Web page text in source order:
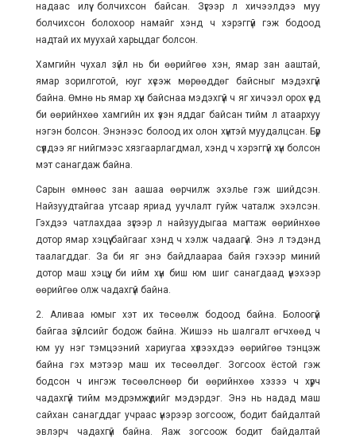
надаас илүү болчихсон байсан. Зүгээр л хичээлдээ муу
болчихсон болохоор намайг хэнд ч хэрэггүй гэж бодоод
надтай их муухай харьцдаг болсон.
Хамгийн чухал зүйл нь би өөрийгөө хэн, ямар зан ааштай,
ямар зорилготой, юуг хүсэж мөрөөддөг байсныг мэдэхгүй
байна. Өмнө нь ямар хүн байснаа мэдэхгүй ч яг хичээл орох үед
би өөрийнхөө хамгийн их үзэн яддаг байсан тийм л атаархуу
нэгэн болсон. Энэнээс болоод их олон хүнтэй муудалцсан. Бүр
сүүлдээ яг нийгмээс хязгаарлагдмал, хэнд ч хэрэггүй хүн болсон
мэт санагдаж байна.
Сарын өмнөөс зан аашаа өөрчилж эхэлье гэж шийдсэн.
Найзуудтайгаа утсаар яриад уучлалт гуйж чаталж эхэлсэн.
Гэхдээ чатлахдаа зүгээр л найзуудыгаа магтаж өөрийнхөө
дотор ямар хэцүү байгааг хэнд ч хэлж чадаагүй. Энэ л тэдэнд
таалагддаг. За би яг энэ байдлаараа байя гэхээр миний
дотор маш хэцүү, би ийм хүн биш юм шиг санагдаад үнэхээр
өөрийгөө олж чадахгүй байна.
2. Аливаа юмыг хэт их төсөөлж бодоод байна. Болоогүй
байгаа зүйлсийг бодож байна. Жишээ нь шалгалт өгчхөөд ч
юм уу нэг тэмцээний хариугаа хүлээхдээ өөрийгөө тэнцэж
байна гэх мэтээр маш их төсөөлдөг. Зогсоох ёстой гэж
бодсон ч ингэж төсөөлснөөр би өөрийнхөө хэзээ ч хүрч
чадахгүй тийм мэдрэмжүүдийг мэдэрдэг. Энэ нь надад маш
сайхан санагддаг учраас үнэрээр зогсоож, бодит байдалтай
эвлэрч чадахгүй байна. Яаж зогсоож бодит байдалтай